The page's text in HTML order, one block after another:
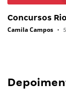
Concursos
Camila Campos •